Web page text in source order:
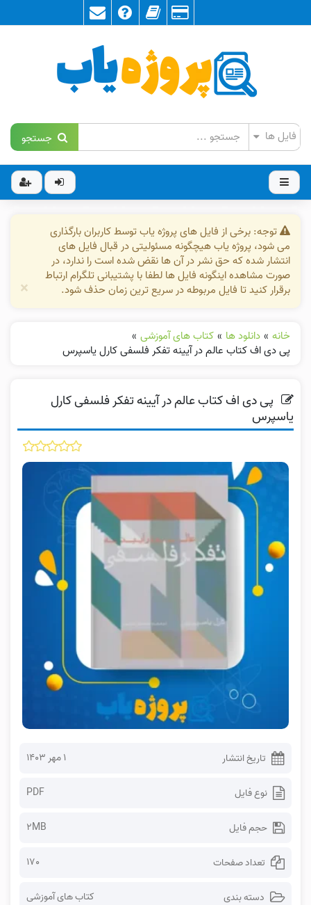
جستجو
توجه: برخی از فایل های پروژه یاب توسط کاربران بارگذاری
می شود، پروژه یاب هیچگونه مسئولیتی در قبال فایل های
انتشار شده که حق نشر در آن ها نقض شده است را ندارد، در
صورت مشاهده اینگونه فایل ها لطفا با پشتیبانی تلگرام ارتباط
برقرار کنید تا فایل مربوطه در سریع ترین زمان حذف شود.
×
خانه » دانلود ها » کتاب های آموزشی »
پی دی اف کتاب عالم در آیینه تفکر فلسفی کارل یاسپرس
پی دی اف کتاب عالم در آیینه تفکر فلسفی کارل
یاسپرس
تاریخ انتشار ۱ مهر ۱۴۰۳
نوع فایل PDF
حجم فایل 2MB
تعداد صفحات 170
دسته بندی کتاب های آموزشی